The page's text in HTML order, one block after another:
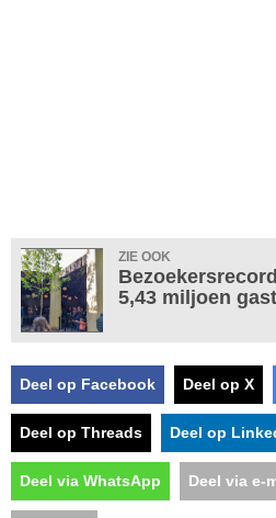
ZIE OOK
5,43 miljoen
Deel op Facebook Deel op X
Deel op Threads Deel op
Deel via WhatsApp Deel via e-